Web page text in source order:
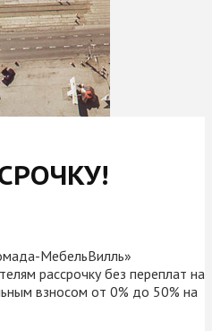
МебельВилль»
рассрочку без переплат на
взносом от 0% до 50% на